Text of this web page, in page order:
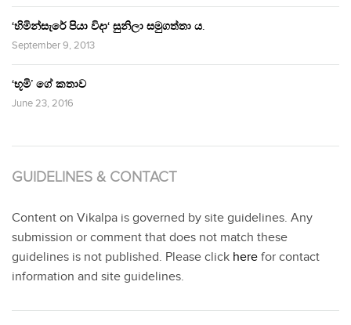
‘හිමින්සැරේ පියා විදා‘ සුනිලා සමුගත්තා ය.
September 9, 2013
‘භූමි’ ගේ කතාව
June 23, 2016
GUIDELINES & CONTACT
Content on Vikalpa is governed by site guidelines. Any
submission or comment that does not match these
guidelines is not published. Please click here for contact
information and site guidelines.